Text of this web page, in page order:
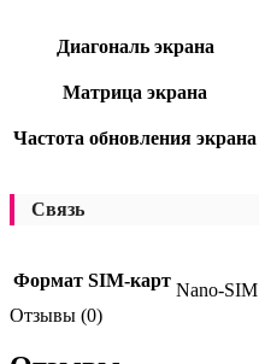
Диагональ экрана
Матрица экрана
Частота обновления экрана
Связь
Формат SIM-карт Nano-SIM
Отзывы (0)